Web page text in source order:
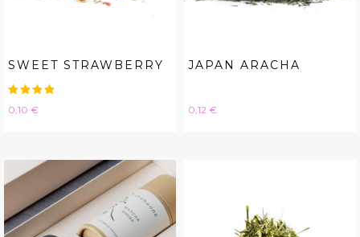
SWEET STRAWBERRY
Hinta
0,10 €
JAPAN ARACHA
Hinta
0,12 €